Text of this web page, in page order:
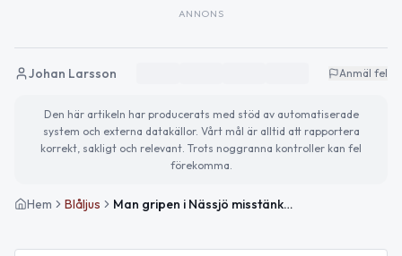
ANNONS
Johan Larsson Anmäl fel
Den här artikeln har producerats med stöd av automatiserade
system och externa datakällor. Vårt mål är alltid att rapportera
korrekt, sakligt och relevant. Trots noggranna kontroller kan fel
förekomma.
Hem Blåljus Man gripen i Nässjö misstänkt för allvarliga brott – 15-årig flicka påträffad narkotikapåverkad